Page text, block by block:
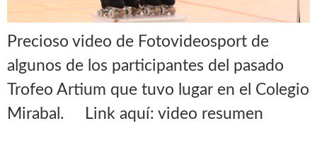
Precioso video de Fotovideosport de
algunos de los participantes del pasado
Trofeo Artium que tuvo lugar en el Colegio
Mirabal. Link aquí: video resumen